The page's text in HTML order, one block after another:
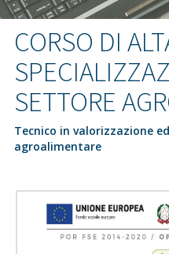
SERVIZIO CLIENTI
CORSO DI
SETTORE
Tecnico in valorizzazione
agroalimentare